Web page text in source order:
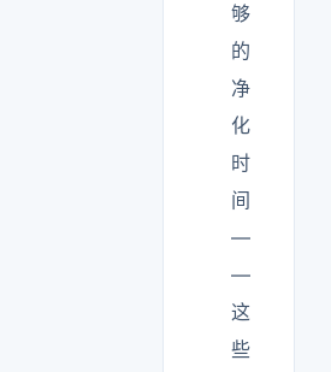
够
的
净
化
时
间
—
—
这
些